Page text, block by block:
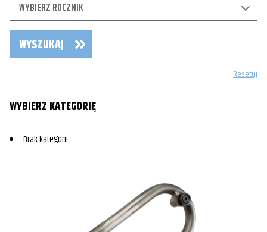
WYBIERZ ROCZNIK
WYSZUKAJ
Resetuj
WYBIERZ KATEGORIĘ
Brak kategorii